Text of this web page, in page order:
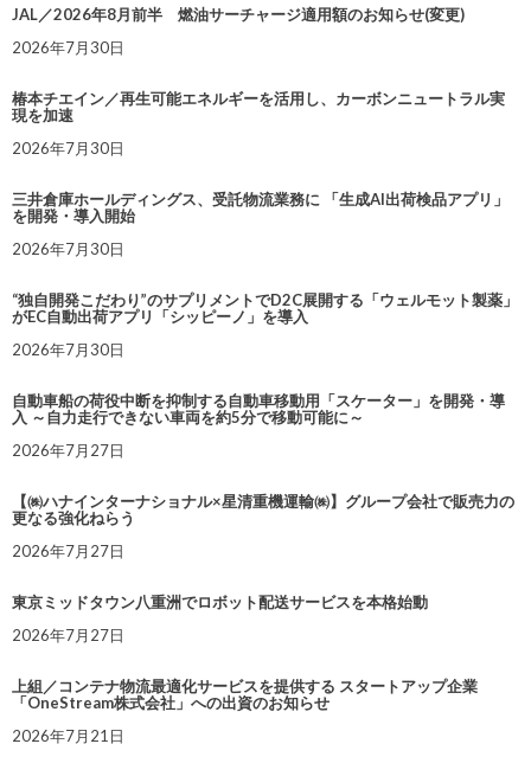
JAL／2026年8月前半 燃油サーチャージ適用額のお知らせ(変更)
2026年7月30日
椿本チエイン／再生可能エネルギーを活用し、カーボンニュートラル実
現を加速
2026年7月30日
三井倉庫ホールディングス、受託物流業務に 「生成AI出荷検品アプリ」
を開発・導入開始
2026年7月30日
“独自開発こだわり”のサプリメントでD2C展開する「ウェルモット製薬」
がEC自動出荷アプリ「シッピーノ」を導入
2026年7月30日
自動車船の荷役中断を抑制する自動車移動用「スケーター」を開発・導
入 ～自力走行できない車両を約5分で移動可能に～
2026年7月27日
【㈱ハナインターナショナル×星清重機運輸㈱】グループ会社で販売力の
更なる強化ねらう
2026年7月27日
東京ミッドタウン八重洲でロボット配送サービスを本格始動
2026年7月27日
上組／コンテナ物流最適化サービスを提供する スタートアップ企業
「OneStream株式会社」への出資のお知らせ
2026年7月21日